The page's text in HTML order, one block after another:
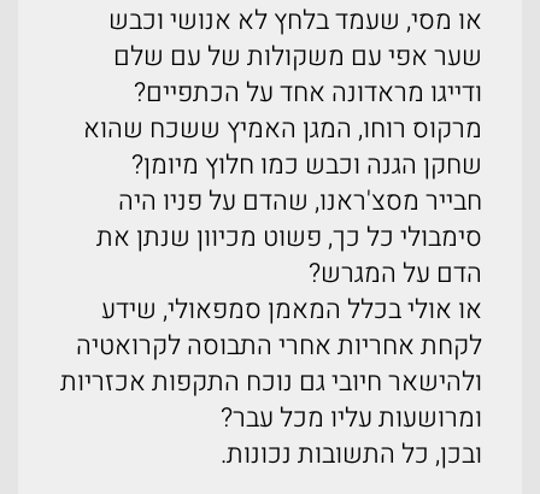
או מסי, שעמד בלחץ לא אנושי וכבש
שער אפי עם משקולות של עם שלם
ודייגו מראדונה אחד על הכתפיים?
מרקוס רוחו, המגן האמיץ ששכח שהוא
שחקן הגנה וכבש כמו חלוץ מיומן?
חבייר מסצ'ראנו, שהדם על פניו היה
סימבולי כל כך, פשוט מכיוון שנתן את
הדם על המגרש?
או אולי בכלל המאמן סמפאולי, שידע
לקחת אחריות אחרי התבוסה לקרואטיה
ולהישאר חיובי גם נוכח התקפות אכזריות
ומרושעות עליו מכל עבר?
ובכן, כל התשובות נכונות.